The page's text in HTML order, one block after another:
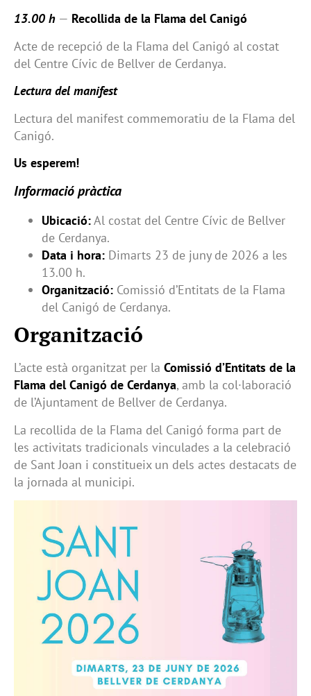
13.00 h — Recollida de la Flama del Canigó
Acte de recepció de la Flama del Canigó al costat
del Centre Cívic de Bellver de Cerdanya.
Lectura del manifest
Lectura del manifest commemoratiu de la Flama del
Canigó.
Us esperem!
Informació pràctica
Ubicació:Al costat del Centre Cívic de Bellver
de Cerdanya.
Data i hora: Dimarts 23 de juny de 2026 a les
13.00 h.
Organització: Comissió d’Entitats de la Flama
del Canigó de Cerdanya.
Organització
L’acte està organitzat per la Comissió d’Entitats de la
Flama del Canigó de Cerdanya, amb la col·laboració
de l’Ajuntament de Bellver de Cerdanya.
La recollida de la Flama del Canigó forma part de
les activitats tradicionals vinculades a la celebració
de Sant Joan i constitueix un dels actes destacats de
la jornada al municipi.